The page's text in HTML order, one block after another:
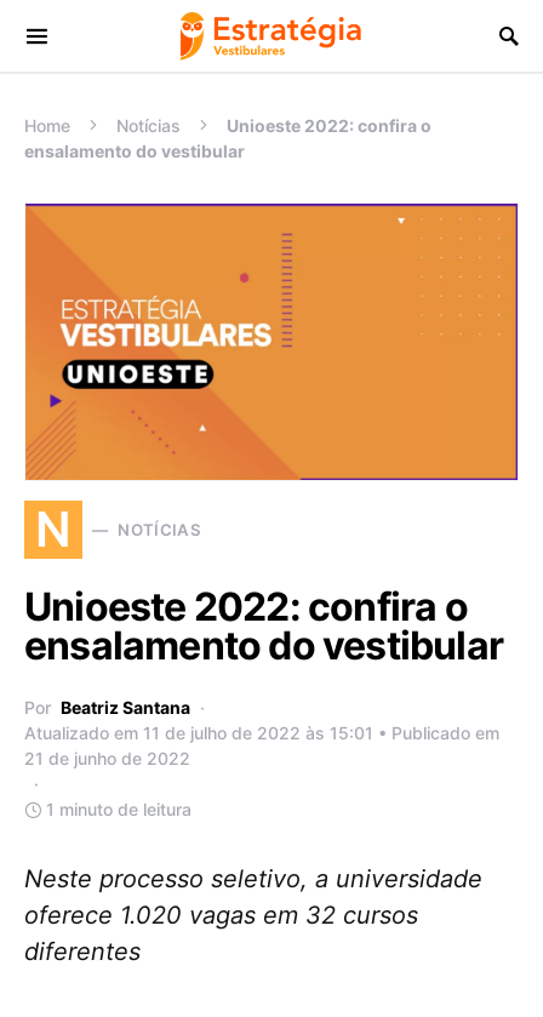
Procurar:
Home Notícias
Unioeste 2022: confira o
ensalamento do vestibular
N NOTÍCIAS
Unioeste 2022: confira o
ensalamento do vestibular
Por Beatriz Santana
Atualizado em 11 de julho de 2022 às 15:01 • Publicado em
21 de junho de 2022
1 minuto de leitura
Neste processo seletivo, a universidade
oferece 1.020 vagas em 32 cursos
diferentes